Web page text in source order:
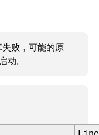
败，可能的原
动。
Line